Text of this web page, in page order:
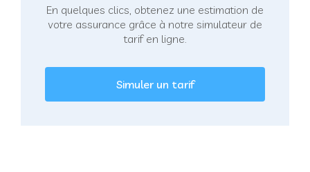
En quelques clics, obtenez une estimation de
votre assurance grâce à notre simulateur de
tarif en ligne.
Simuler un tarif